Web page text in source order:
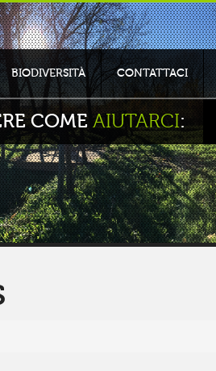
BIODIVERSITÀ CONTATTACI
AIUTARCI: